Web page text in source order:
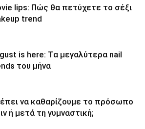
lips: Πώς θα πετύχετε το σέξι
trend
is here: Τα μεγαλύτερα nail
του μήνα
να καθαρίζουμε το πρόσωπο
ή μετά τη γυμναστική;